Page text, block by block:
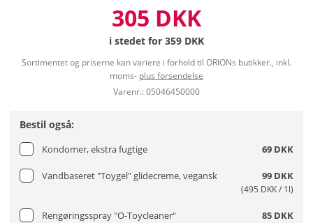
305 DKK
i stedet for 359 DKK
Sortimentet og priserne kan variere i forhold til ORIONs butikker., inkl.
moms- plus forsendelse
Varenr.: 05046450000
Bestil også:
Kondomer, ekstra fugtige 69 DKK
Vandbaseret "Toygel" glidecreme, vegansk 99 DKK
(495 DKK / 1l)
Rengøringsspray "O-Toycleaner“ 85 DKK